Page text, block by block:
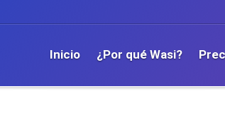
Inicio ¿Por qué Wasi?